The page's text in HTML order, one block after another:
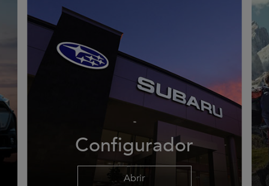
Configurador
Abrir